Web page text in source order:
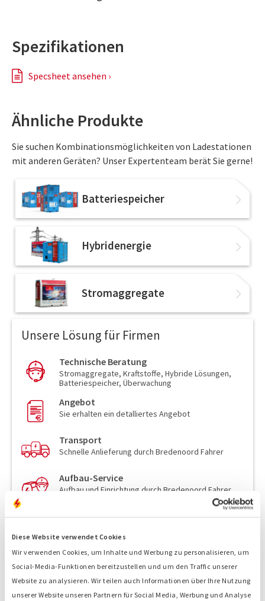
Diese Website verwendet Cookies
Wir verwenden Cookies, um Inhalte und Werbung zu personalisieren, um
Social-Media-Funktionen bereitzustellen und um den Traffic unserer
Website zu analysieren. Wir teilen auch Informationen über Ihre Nutzung
unserer Website unseren Partnern für Social Media, Werbung und Analyse
Spezifikationen
Specsheet ansehen ›
Ähnliche Produkte
Sie suchen Kombinationsmöglichkeiten von Ladestationen
mit anderen Geräten? Unser Expertenteam berät Sie gerne!
Batteriespeicher
Hybridenergie
Stromaggregate
Unsere Lösung für Firmen
Technische Beratung
Stromaggregate, Kraftstoffe, Hybride Lösungen,
Batteriespeicher, Überwachung
Angebot
Sie erhalten ein detalliertes Angebot
Transport
Schnelle Anlieferung durch Bredenoord Fahrer
Aufbau-Service
Aufbau und Einrichtung durch Bredenoord Fahrer
Mobiler Strom!
Typ-II-Anschlüsse für gleichzeitiges Laden